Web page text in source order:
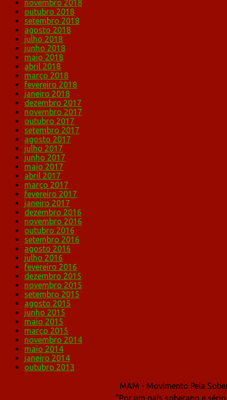
novembro 2018
outubro 2018
setembro 2018
agosto 2018
julho 2018
junho 2018
maio 2018
abril 2018
março 2018
fevereiro 2018
janeiro 2018
dezembro 2017
novembro 2017
outubro 2017
setembro 2017
agosto 2017
julho 2017
junho 2017
maio 2017
abril 2017
março 2017
fevereiro 2017
janeiro 2017
dezembro 2016
novembro 2016
outubro 2016
setembro 2016
agosto 2016
julho 2016
fevereiro 2016
dezembro 2015
novembro 2015
setembro 2015
agosto 2015
junho 2015
maio 2015
março 2015
novembro 2014
maio 2014
janeiro 2014
outubro 2013
MAM - Movimento Pela
"Por um país soberano e